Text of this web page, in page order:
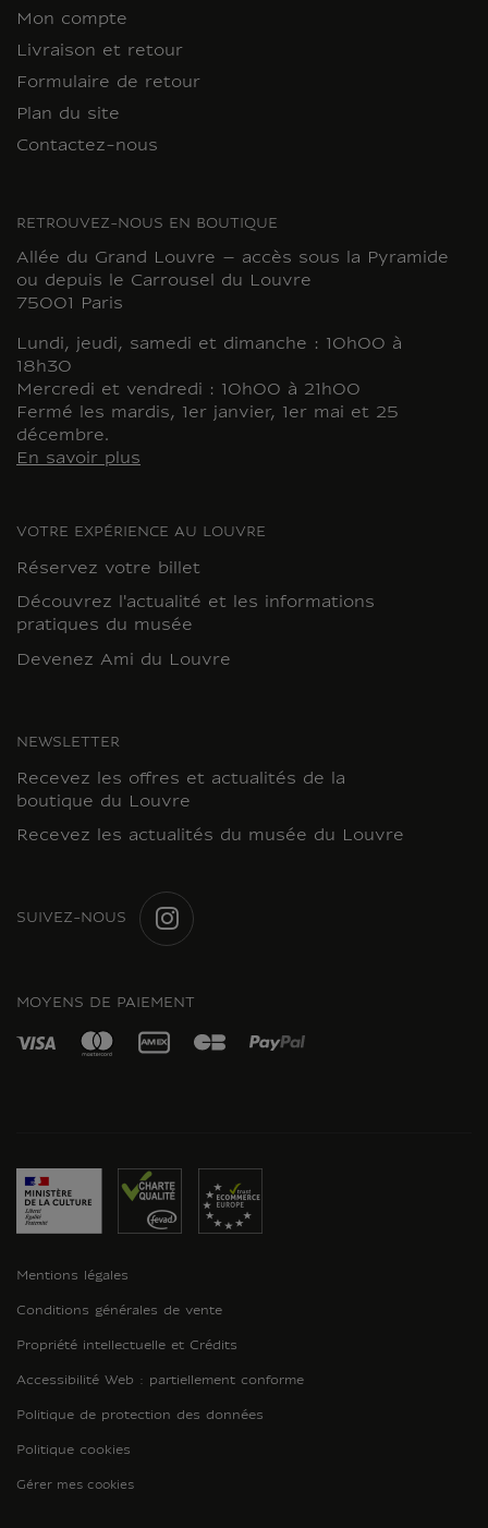
Mon compte
Livraison et retour
Formulaire de retour
Plan du site
Contactez-nous
RETROUVEZ-NOUS EN BOUTIQUE
Allée du Grand Louvre – accès sous la Pyramide
ou depuis le Carrousel du Louvre
75001 Paris
Lundi, jeudi, samedi et dimanche : 10h00 à
18h30
Mercredi et vendredi : 10h00 à 21h00
Fermé les mardis, 1er janvier, 1er mai et 25
décembre.
En savoir plus
VOTRE EXPÉRIENCE AU LOUVRE
Réservez votre billet
Découvrez l'actualité et les informations
pratiques du musée
Devenez Ami du Louvre
NEWSLETTER
Recevez les offres et actualités de la
boutique du Louvre
Recevez les actualités du musée du Louvre
SUIVEZ-NOUS
MOYENS DE PAIEMENT
Mentions légales
Conditions générales de vente
Propriété intellectuelle et Crédits
Accessibilité Web : partiellement conforme
Politique de protection des données
Politique cookies
Gérer mes cookies